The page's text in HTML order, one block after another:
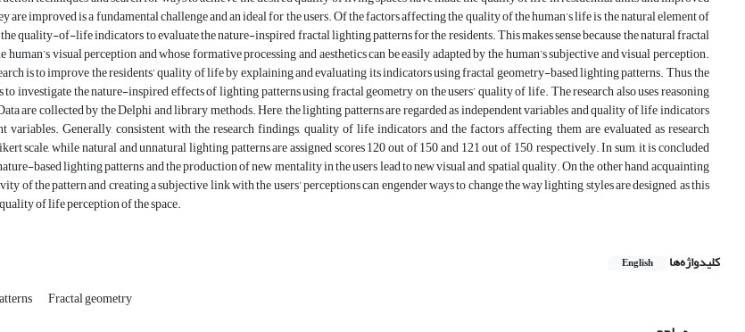
are improved is a fundamental challenge and an ideal for the users. Of the factors affecting the quality of the human’s life is the natural element of
the quality-of-life indicators to evaluate the nature-inspired fractal lighting patterns for the residents. This makes sense because the natural fractal
visual perception and whose formative processing and aesthetics can be easily adapted by the human’s subjective and visual perception.
is to improve the residents’ quality of life by explaining and evaluating its indicators using fractal geometry-based lighting patterns. Thus, the
to investigate the nature-inspired effects of lighting patterns using fractal geometry on the users’ quality of life. The research also uses reasoning
are collected by the Delphi and library methods. Here, the lighting patterns are regarded as independent variables and quality of life indicators
variables. Generally, consistent with the research findings, quality of life indicators and the factors affecting them are evaluated as research
scale, while natural and unnatural lighting patterns are assigned scores 120 out of 150 and 121 out of 150, respectively. In sum, it is concluded
based lighting patterns and the production of new mentality in the users lead to new visual and spatial quality. On the other hand, acquainting
of the pattern and creating a subjective link with the users’ perceptions can engender ways to change the way lighting styles are designed, as this
of life perception of the space.
کلیدواژه‌ها English
Fractal geometry